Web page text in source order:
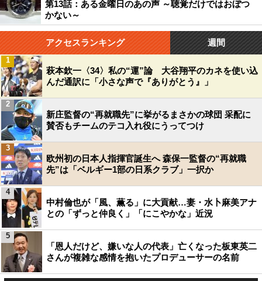
第13話：ある金曜日のあの声 ～聴覚だけではおぼつ
かない～
アクセスランキング 週間
萩本欽一〈34〉私の“運”論 大谷翔平のカネを使い込
んだ通訳に「小さな声で『ありがとう』」
1
新庄監督の“再就職先”に挙がるまさかの球団 采配に
賛否もチームのテコ入れ役にうってつけ
2
欧州初の日本人指揮官誕生へ 森保一監督の“再就職
先”は「ベルギー1部の日系クラブ」一択か
3
中村倫也が「風、薫る」に大貢献…妻・水卜麻美アナ
との「ずっと仲良く」「にこやかな」近況
4
「恩人だけど、嫌いな人の代表」亡くなった板東英二
さんが複雑な感情を抱いたプロデューサーの名前
5